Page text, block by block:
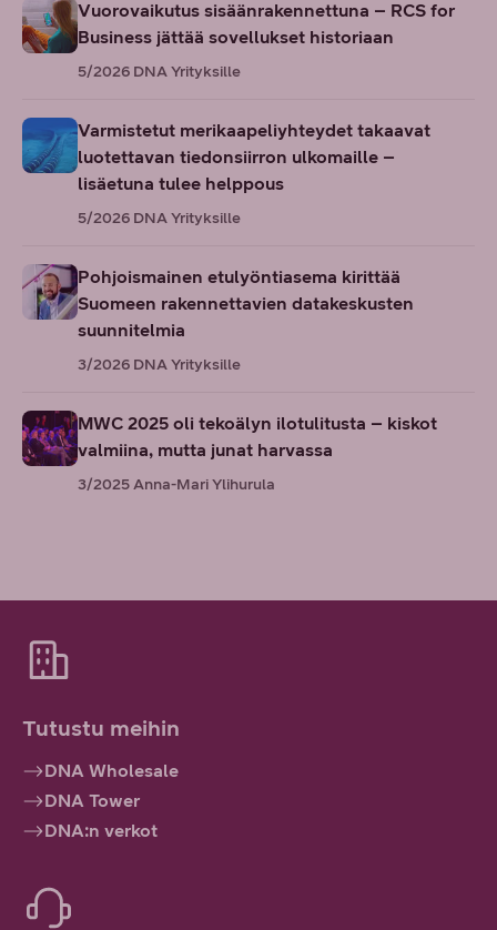
Vuorovaikutus sisäänrakennettuna – RCS for
Business jättää sovellukset historiaan
5/2026 DNA Yrityksille
Varmistetut merikaapeliyhteydet takaavat
luotettavan tiedonsiirron ulkomaille –
lisäetuna tulee helppous
5/2026 DNA Yrityksille
Pohjoismainen etulyöntiasema kirittää
Suomeen rakennettavien datakeskusten
suunnitelmia
3/2026 DNA Yrityksille
MWC 2025 oli tekoälyn ilotulitusta – kiskot
valmiina, mutta junat harvassa
3/2025Anna-Mari Ylihurula
Tutustu meihin
DNA Wholesale
DNA Tower
DNA:n verkot